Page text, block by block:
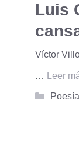
Luis
Víctor
…
Leer